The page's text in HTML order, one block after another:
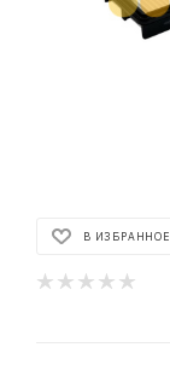
В ИЗБРАННОЕ